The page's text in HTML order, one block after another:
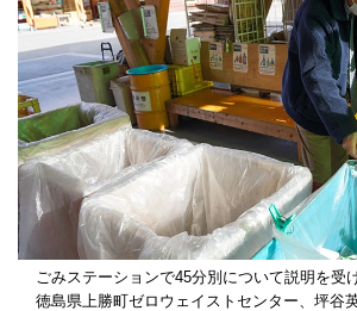
ごみステーションで45分別について説明を受
徳島県上勝町ゼロウェイストセンター、坪谷